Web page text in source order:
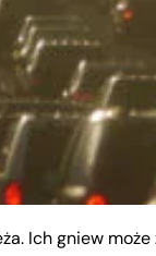
Ich gniew